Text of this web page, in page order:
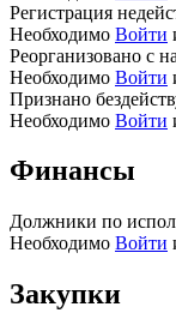
Регистрация
Необходимо Войти
Реорганизовано с
Необходимо Войти
Признано
Необходимо Войти
Финансы
Должники по
Необходимо Войти
Закупки